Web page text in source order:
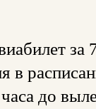
за
в
часа до